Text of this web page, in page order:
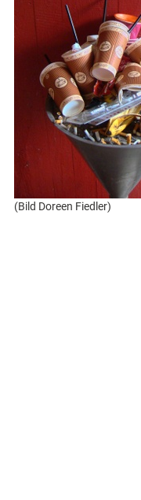
(Bild Doreen Fiedler)